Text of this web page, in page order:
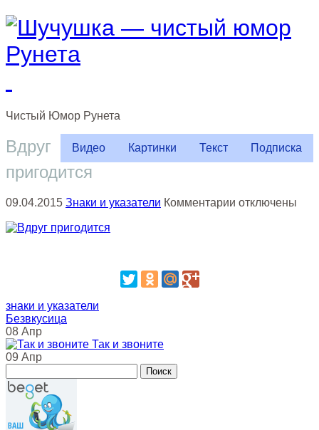
Чистый Юмор Рунета
Видео Картинки Текст Подписка
Вдруг
пригодится
09.04.2015 Знаки и указатели Комментарии котключены
знаки и указатели
Безвкусица
08 Апр
Так и звоните
09 Апр